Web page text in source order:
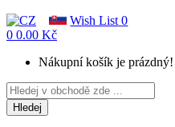
Wish List 0
0 0.00 Kč
Nákupní košík je prázdný!
Hledej